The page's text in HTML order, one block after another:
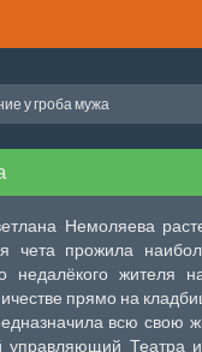
у гроба мужа
Немоляева
чета прожила
недалёкого жителя
прямо на
всю свою
Театра